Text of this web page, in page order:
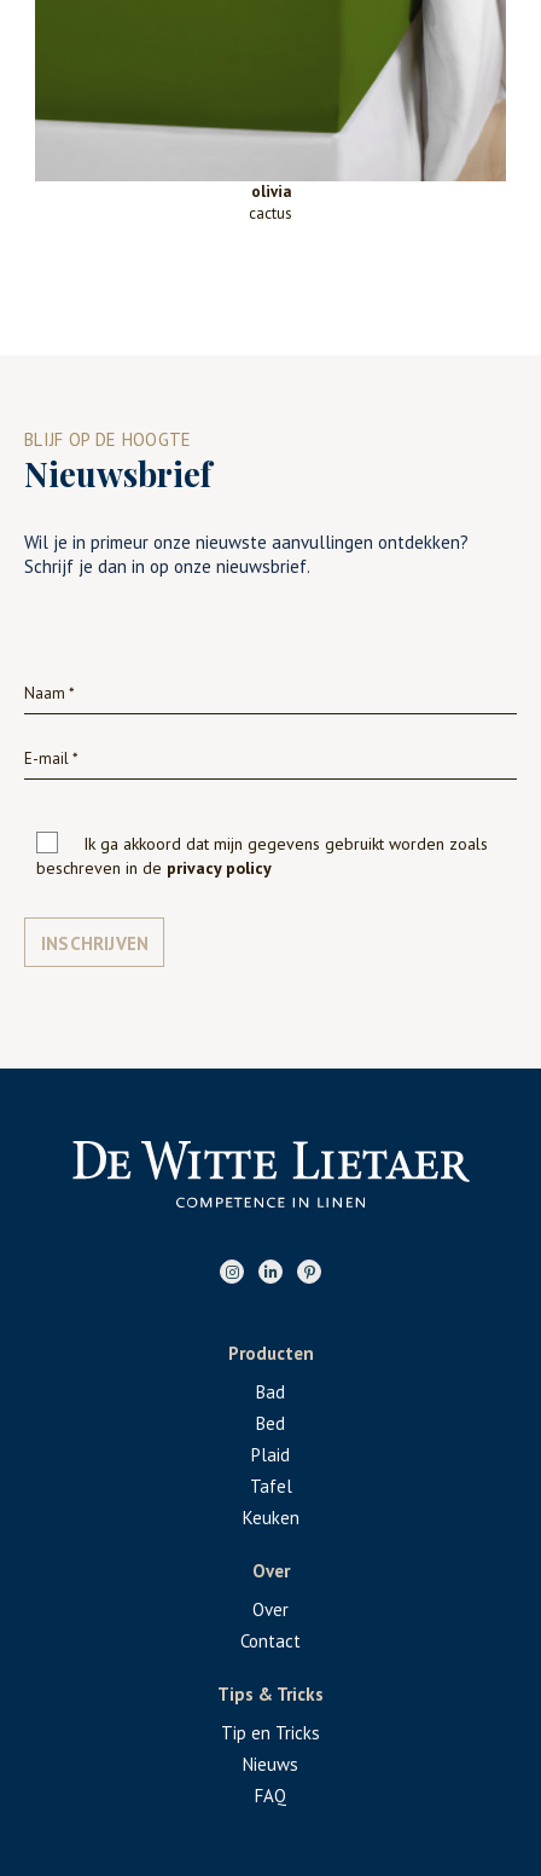
olivia
cactus
BLIJF OP DE HOOGTE
Nieuwsbrief
Wil je in primeur onze nieuwste aanvullingen ontdekken?
Schrijf je dan in op onze nieuwsbrief.
Ik ga akkoord dat mijn gegevens gebruikt worden zoals
beschreven in de privacy policy
INSCHRIJVEN
Producten
Bad
Bed
Plaid
Tafel
Keuken
Over
Over
Contact
Tips & Tricks
Tip en Tricks
Nieuws
FAQ